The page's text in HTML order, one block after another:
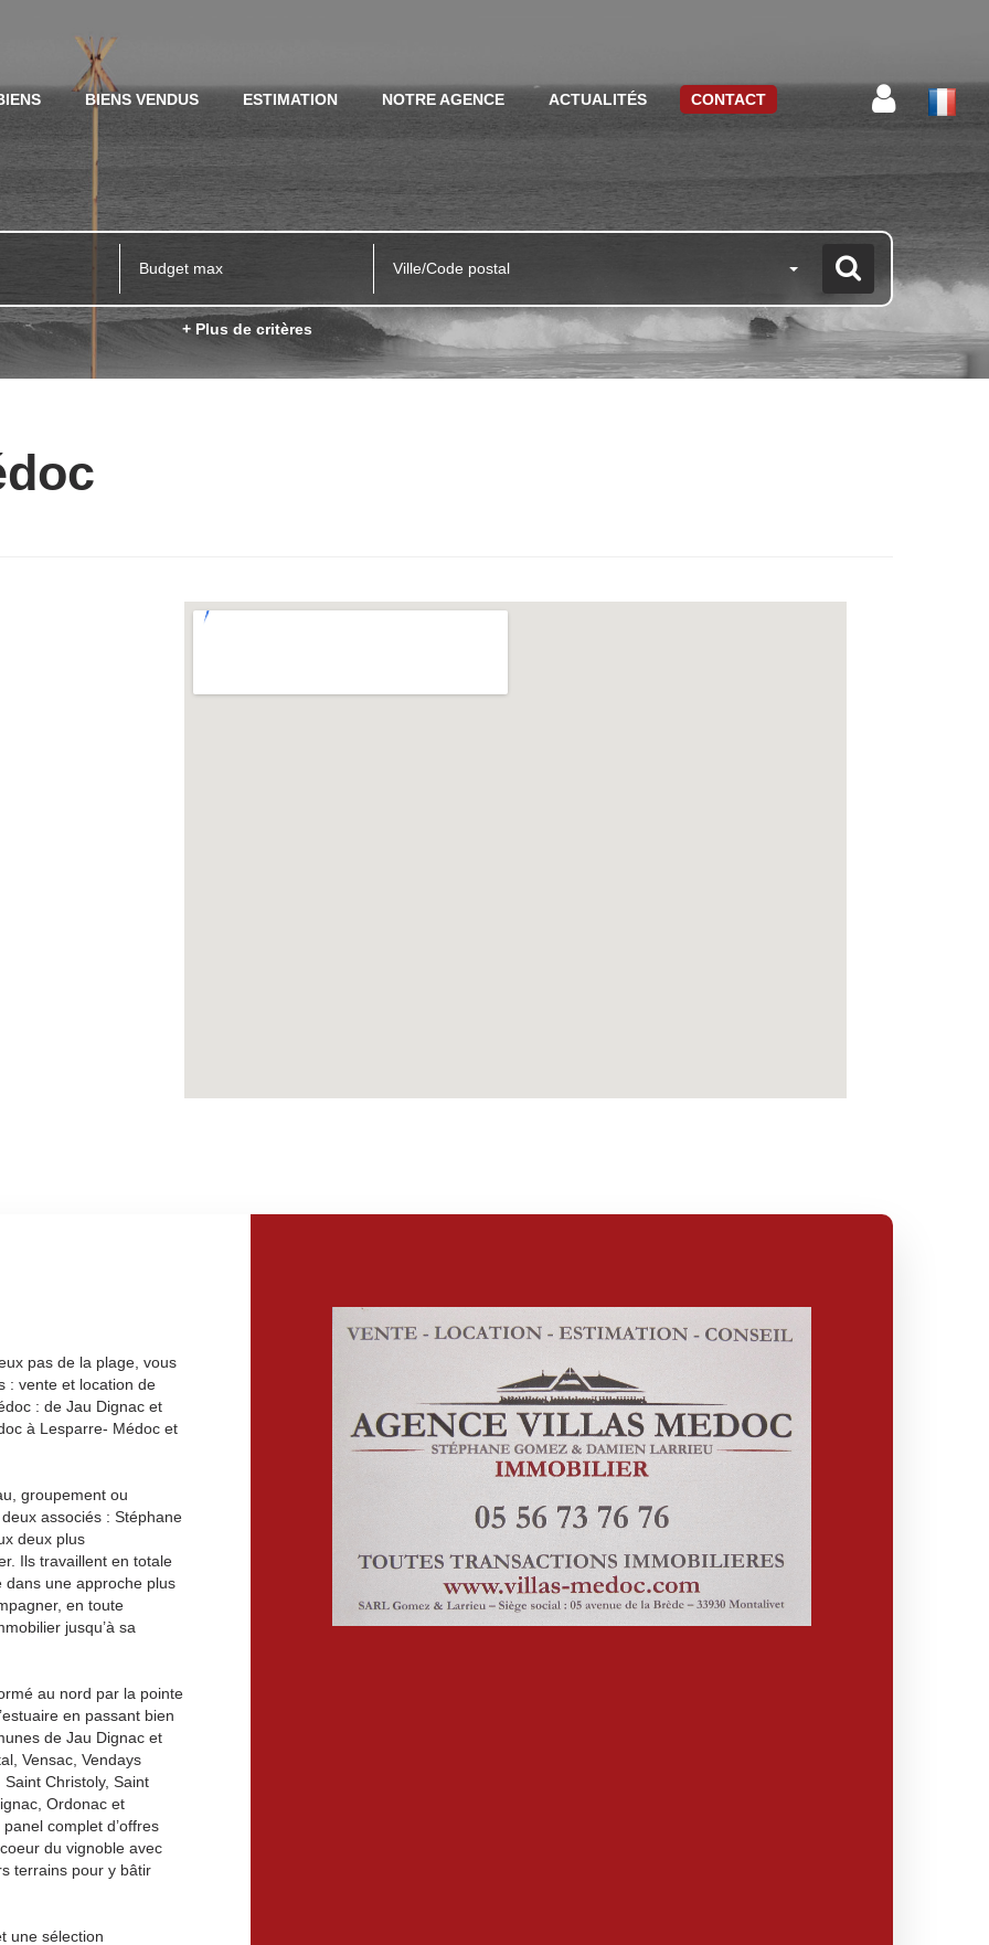
BIENS VENDUS ESTIMATION NOTRE AGENCE ACTUALITÉS CONTACT
Ville/Code postal
+ Plus de critères
pas de la plage, vous
: vente et location de
: de Jau Dignac et
à Lesparre- Médoc et
groupement ou
associés : Stéphane
deux plus
Ils travaillent en totale
dans une approche plus
en toute
jusqu’à sa
au nord par la pointe
en passant bien
de Jau Dignac et
Vensac, Vendays
Christoly, Saint
Ordonac et
complet d’offres
du vignoble avec
terrains pour y bâtir
une sélection